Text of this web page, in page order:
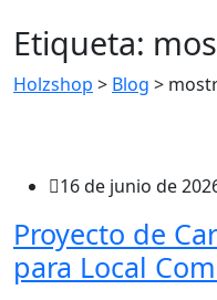
Etiqueta:
Holzshop > Blog >
16 de junio de
Proyecto de
para Local